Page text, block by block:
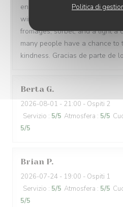
Politica di
enough to let us order in
win: magret de canard, bœuf
fromages, sorbet, and a light a
many people have a chance
kindness. Gracias de parte de
Berta G
2026-08-01 - 21:00 - Ospiti 2
Servizio : 5/5 Atmosfera : 5/5
5/5
Brian P
2026-07-24 - 19:00 - Ospiti 1
Servizio : 5/5 Atmosfera : 5/5
5/5